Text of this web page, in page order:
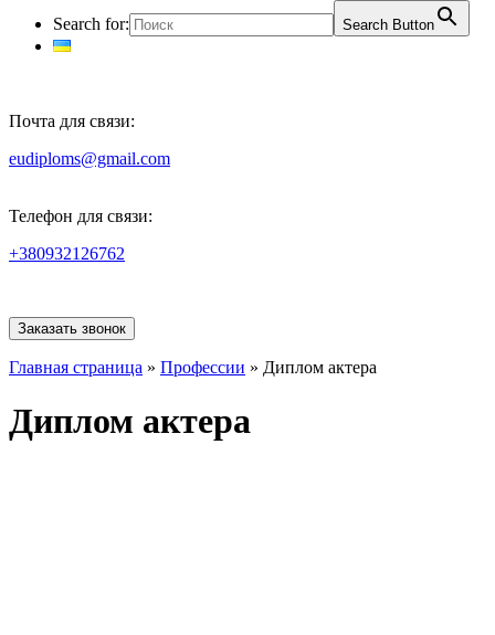
Search for:
Search Button
Почта для связи:
eudiploms@gmail.com
Телефон для связи:
+380932126762
Заказать звонок
Главная страница » Профессии » Диплом актера
Диплом актера